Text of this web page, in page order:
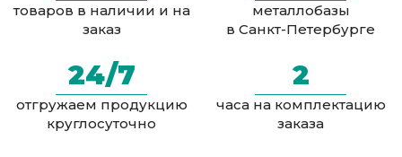
товаров в наличии и на
заказ
металлобазы
в Санкт-Петербурге
24/7
отгружаем продукцию
круглосуточно
2
часа на комплектацию
заказа